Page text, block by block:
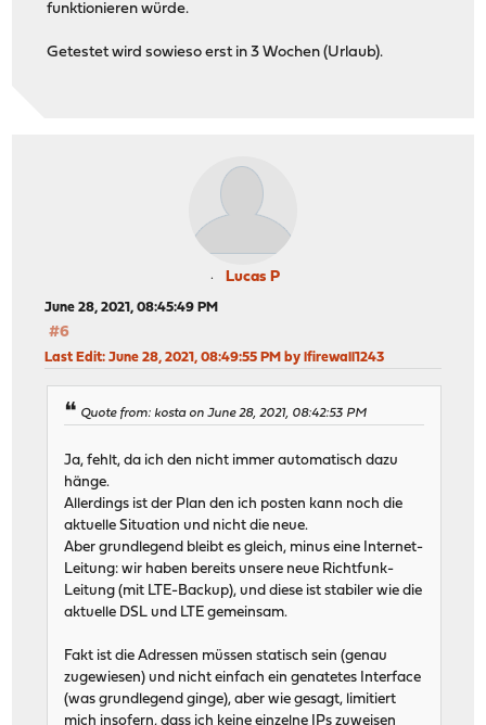
funktionieren würde.
Getestet wird sowieso erst in 3 Wochen (Urlaub).
Lucas P
June 28, 2021, 08:45:49 PM
#6
Last Edit: June 28, 2021, 08:49:55 PM by lfirewall1243
Quote from: kosta on June 28, 2021, 08:42:53 PM
Ja, fehlt, da ich den nicht immer automatisch dazu
hänge.
Allerdings ist der Plan den ich posten kann noch die
aktuelle Situation und nicht die neue.
Aber grundlegend bleibt es gleich, minus eine Internet-
Leitung: wir haben bereits unsere neue Richtfunk-
Leitung (mit LTE-Backup), und diese ist stabiler wie die
aktuelle DSL und LTE gemeinsam.
Fakt ist die Adressen müssen statisch sein (genau
zugewiesen) und nicht einfach ein genatetes Interface
(was grundlegend ginge), aber wie gesagt, limitiert
mich insofern, dass ich keine einzelne IPs zuweisen